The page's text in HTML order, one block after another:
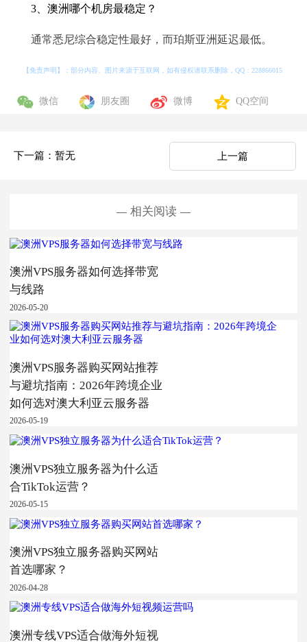
3、澳洲哪个机房最稳定？
通常悉尼综合稳定性最好，而珀斯亚洲延迟最低。
【免责声明】：部分内容、图片来源于互联网，如有侵权请联系删除，QQ：228866015
微信 朋友圈 微博 QQ空间
下一篇：暂无 上一篇
相关阅读
澳洲VPS服务器如何选择带宽
与线路
2026-05-20
澳洲VPS服务器购买网站推荐
与避坑指南：2026年跨境企业
如何选对澳大利亚云服务器
2026-05-19
澳洲VPS独立服务器为什么适
合TikTok运营？
2026-05-15
澳洲VPS独立服务器购买网站
首选哪家？
2026-04-28
澳洲专线VPS适合做海外短视